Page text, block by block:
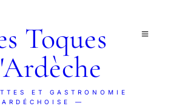
Toques
ET GASTRONOMIE
ARDÉCHOISE —